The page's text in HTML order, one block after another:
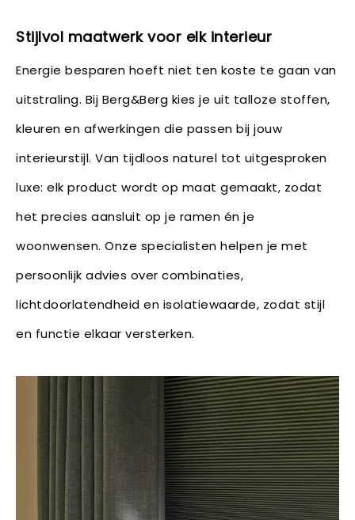
Stijlvol maatwerk voor elk interieur
Energie besparen hoeft niet ten koste te gaan van
uitstraling. Bij Berg&Berg kies je uit talloze stoffen,
kleuren en afwerkingen die passen bij jouw
interieurstijl. Van tijdloos naturel tot uitgesproken
luxe: elk product wordt op maat gemaakt, zodat
het precies aansluit op je ramen én je
woonwensen. Onze specialisten helpen je met
persoonlijk advies over combinaties,
lichtdoorlatendheid en isolatiewaarde, zodat stijl
en functie elkaar versterken.